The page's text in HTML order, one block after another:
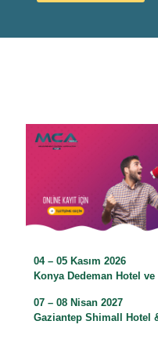
04 – 05 Kasım 2026
Konya Dedeman Hotel
07 – 08 Nisan 2027
Gaziantep Shimall Hotel